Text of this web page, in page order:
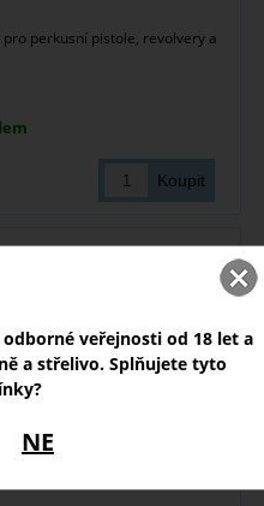
perkusní pistole, revolvery a
veřejnosti od 18 let a
a střelivo. Splňujete tyto
NE